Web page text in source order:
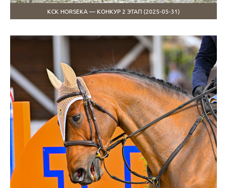
КСК HORSEKA — КОНКУР 2 ЭТАП (2025-05-31)